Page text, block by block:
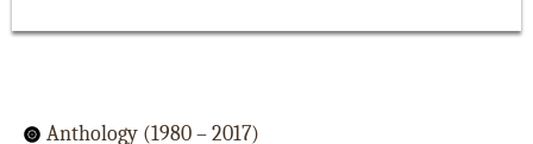
Anthology (1980 – 2017)